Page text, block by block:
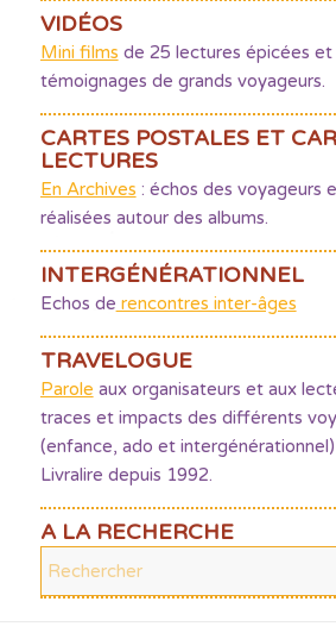
VIDÉOS
Mini films de 25 lectures épicées
témoignages de grands voyageurs.
CARTES POSTALES ET
LECTURES
En Archives : échos des voyageurs
réalisées autour des albums.
INTERGÉNÉRATIONNEL
Echos de rencontres inter-âges
TRAVELOGUE
Parole aux organisateurs et aux
traces et impacts des différents
(enfance, ado et
Livralire depuis 1992.
A LA RECHERCHE